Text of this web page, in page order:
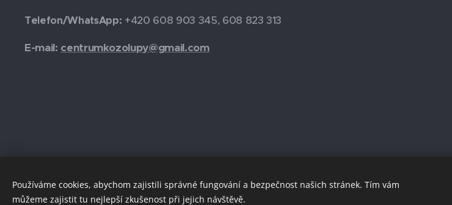
Telefon/WhatsApp: +420 608 903 345, 608 823 313
E-mail: centrumkozolupy@gmail.com
Používáme cookies, abychom zajistili správné fungování a bezpečnost našich stránek. Tím vám
můžeme zajistit tu nejlepší zkušenost při jejich návštěvě.